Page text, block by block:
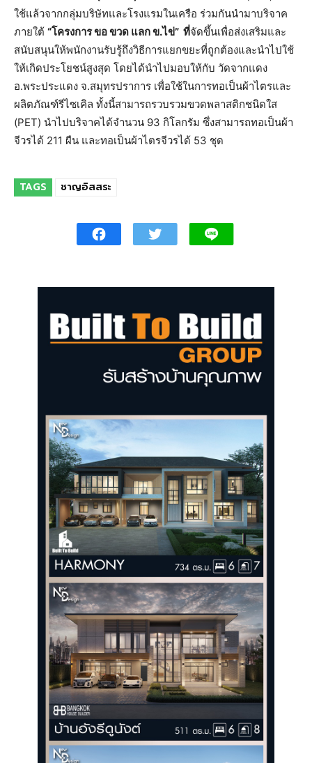
ใช้แล้วจากกลุ่มบริษัทและโรงแรมในเครือ ร่วมกันนำมาบริจาค
ภายใต้ “โครงการ ขอ ขวด แลก ข.ไข่” ที่จัดขึ้นเพื่อส่งเสริมและ
สนับสนุนให้พนักงานรับรู้ถึงวิธีการแยกขยะที่ถูกต้องและนำไปใช้
ให้เกิดประโยชน์สูงสุด โดยได้นำไปมอบให้กับ วัดจากแดง
อ.พระประแดง จ.สมุทรปราการ เพื่อใช้ในการทอเป็นผ้าไตรและ
ผลิตภัณฑ์รีไซเคิล ทั้งนี้สามารถรวบรวมขวดพลาสติกชนิดใส
(PET) นำไปบริจาคได้จำนวน 93 กิโลกรัม ซึ่งสามารถทอเป็นผ้า
จีวรได้ 211 ผืน และทอเป็นผ้าไตรจีวรได้ 53 ชุด
TAGS ชาญอิสสระ